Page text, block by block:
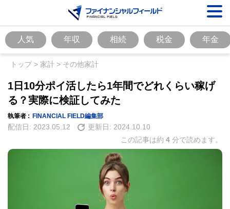
人気 年収 相続 税金 年金
トップ> 家計 > その他家計
1日10分ポイ活したら1年間でどれくらい稼げ
る？実際に検証してみた
執筆者 : FINANCIAL FIELD編集部
配信日: 2023.05.12 更新日: 2024.10.10
この記事は約 4 分で読めます。